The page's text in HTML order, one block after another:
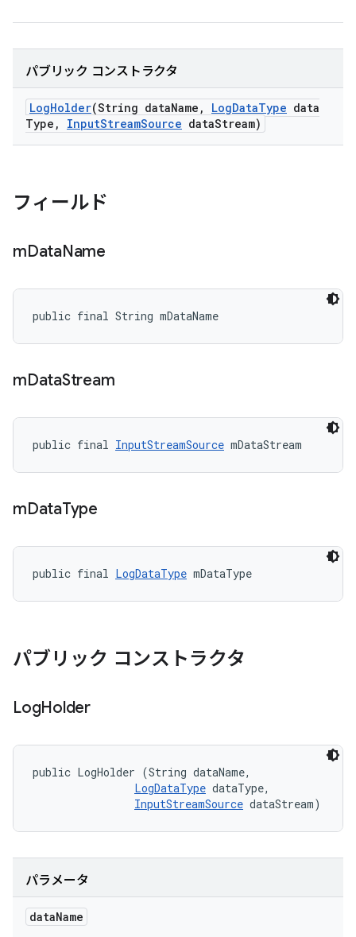
パブリック コンストラクタ
LogHolder(String dataName , LogDataType data
Type , InputStreamSource dataStream)
フィールド
mDataName
public final String mDataName
mDataStream
public final InputStreamSource mDataStream
mDataType
public final LogDataType mDataType
パブリック コンストラクタ
LogHolder
public LogHolder (String dataName,
LogDataType dataType,
InputStreamSource dataStream)
パラメータ
dataName